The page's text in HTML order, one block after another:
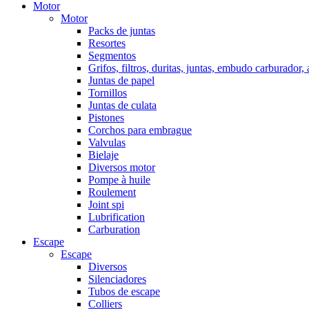
Motor
Motor
Packs de juntas
Resortes
Segmentos
Grifos, filtros, duritas, juntas, embudo carburador,
Juntas de papel
Tornillos
Juntas de culata
Pistones
Corchos para embrague
Valvulas
Bielaje
Diversos motor
Pompe à huile
Roulement
Joint spi
Lubrification
Carburation
Escape
Escape
Diversos
Silenciadores
Tubos de escape
Colliers